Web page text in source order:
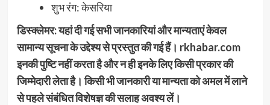
शुभ रंग: केसरिया
डिस्क्लेमर: यहां दी गई सभी जानकारियां और मान्यताएं केवल
सामान्य सूचना के उद्देश्य से प्रस्तुत की गई हैं। rkhabar.com
इनकी पुष्टि नहीं करता है और न ही इनके लिए किसी प्रकार की
जिम्मेदारी लेता है। किसी भी जानकारी या मान्यता को अमल में लाने
से पहले संबंधित विशेषज्ञ की सलाह अवश्य लें।